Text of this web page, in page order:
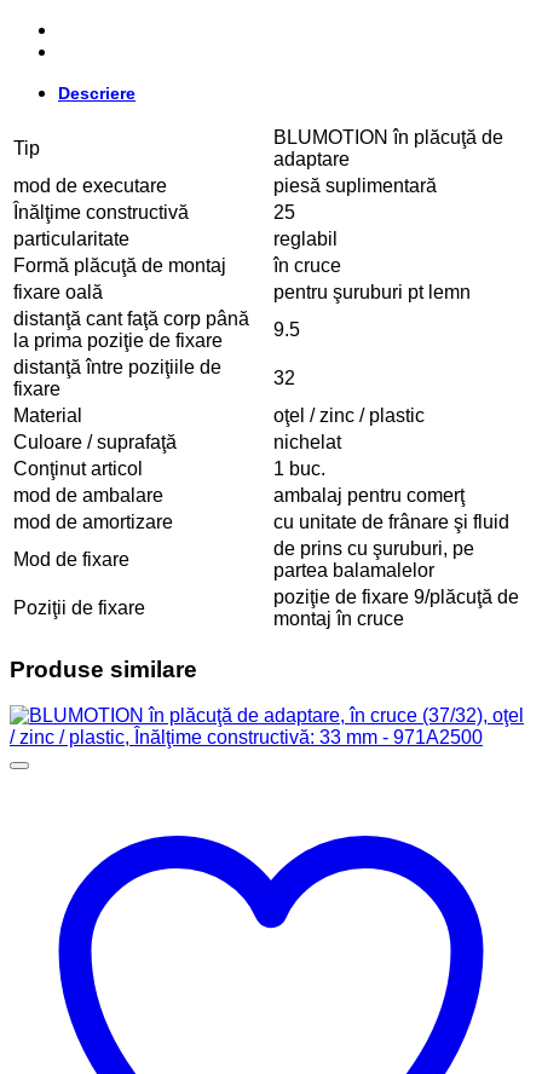
Descriere
Tip
BLUMOTION în plăcuţă de
adaptare
mod de executare
piesă suplimentară
Înălţime constructivă
25
particularitate
reglabil
Formă plăcuţă de montaj
în cruce
fixare oală
pentru şuruburi pt lemn
distanţă cant faţă corp până
la prima poziţie de fixare
9.5
distanţă între poziţiile de
fixare
32
Material
oţel / zinc / plastic
Culoare / suprafaţă
nichelat
Conţinut articol
1 buc.
mod de ambalare
ambalaj pentru comerţ
mod de amortizare
cu unitate de frânare şi fluid
Mod de fixare
de prins cu şuruburi, pe
partea balamalelor
Poziţii de fixare
poziţie de fixare 9/plăcuţă de
montaj în cruce
Produse similare